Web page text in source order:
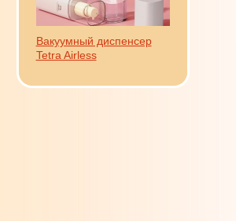
Вакуумный диспенсер
Tetra Airless